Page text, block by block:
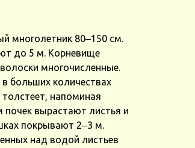
многолетник 80‒150 см.
до 5 м. Корневище
многочисленные.
больших количествах
напоминая
почек вырастают листья и
покрывают 2‒3 м.
над водой листьев